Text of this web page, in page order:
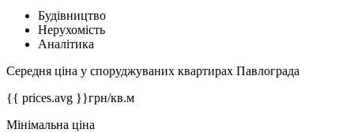
Будівництво
Нерухомість
Аналітика
Середня ціна у споруджуваних квартирах Павлограда
{{ prices.avg }}грн/кв.м
Мінімальна ціна